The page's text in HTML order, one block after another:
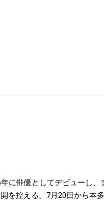
に俳優としてデビューし
を控える。7月20日から